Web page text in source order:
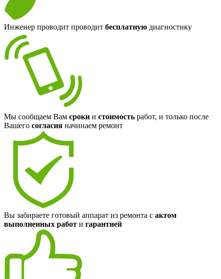
Инженер проводит проводит бесплатную диагностику
Мы сообщаем Вам сроки и стоимость работ, и только после
Вашего согласия начинаем ремонт
Вы забираете готовый аппарат из ремонта с актом
выполненных работ и гарантией